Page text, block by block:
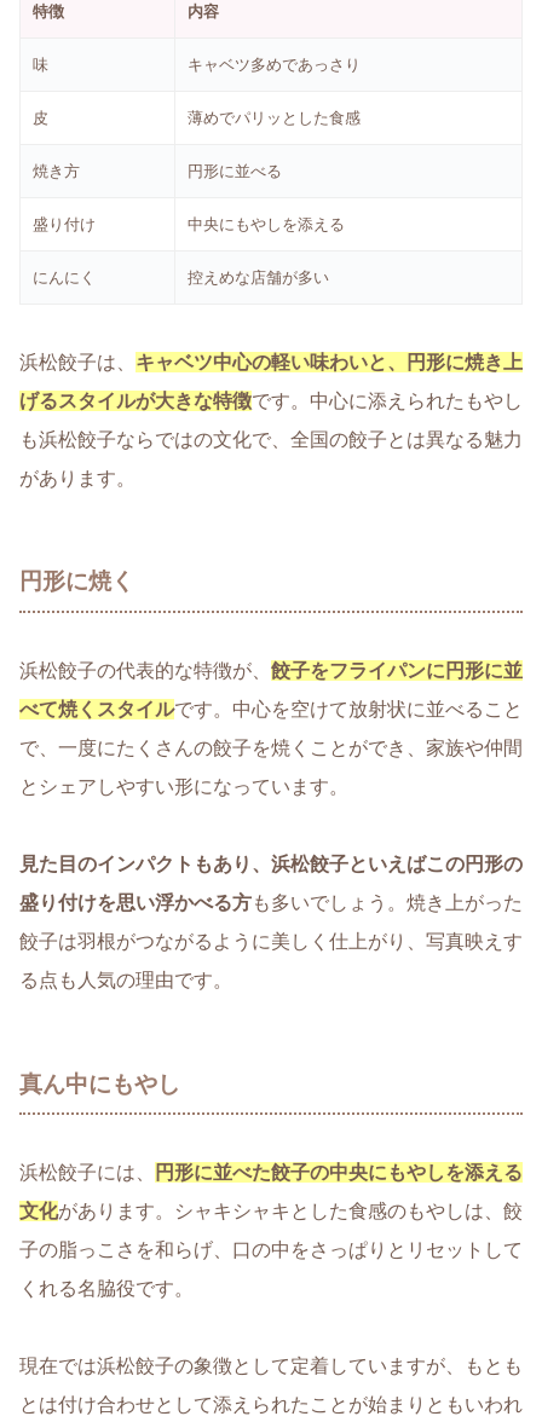
特徴 内容
味 キャベツ多めであっさり
皮 薄めでパリッとした食感
焼き方 円形に並べる
盛り付け 中央にもやしを添える
にんにく 控えめな店舗が多い
浜松餃子は、 キャベツ中心の軽い味わいと、円形に焼き上
げるスタイルが大きな特徴です。中心に添えられたもやし
も浜松餃子ならではの文化で、全国の餃子とは異なる魅力
があります。
円形に焼く
浜松餃子の代表的な特徴が、 餃子をフライパンに円形に並
べて焼くスタイルです。中心を空けて放射状に並べること
で、一度にたくさんの餃子を焼くことができ、家族や仲間
とシェアしやすい形になっています。
見た目のインパクトもあり、浜松餃子といえばこの円形の
盛り付けを思い浮かべる方も多いでしょう。焼き上がった
餃子は羽根がつながるように美しく仕上がり、写真映えす
る点も人気の理由です。
真ん中にもやし
浜松餃子には、
円形に並べた餃子の中央にもやしを添える
文化があります。シャキシャキとした食感のもやしは、餃
子の脂っこさを和らげ、口の中をさっぱりとリセットして
くれる名脇役です。
現在では浜松餃子の象徴として定着していますが、もとも
とは付け合わせとして添えられたことが始まりともいわれ